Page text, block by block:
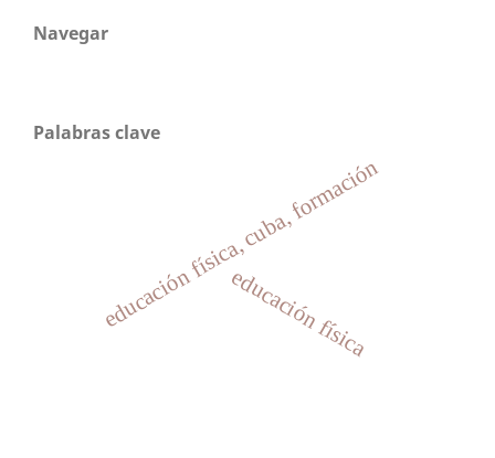
Navegar
Palabras clave
educación física
educación física, cuba, formación